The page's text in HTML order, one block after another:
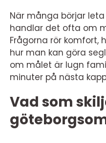
När många börjar
handlar det ofta om
Frågorna rör komfort,
hur man kan göra
om målet är lugn
minuter på nästa
Vad som